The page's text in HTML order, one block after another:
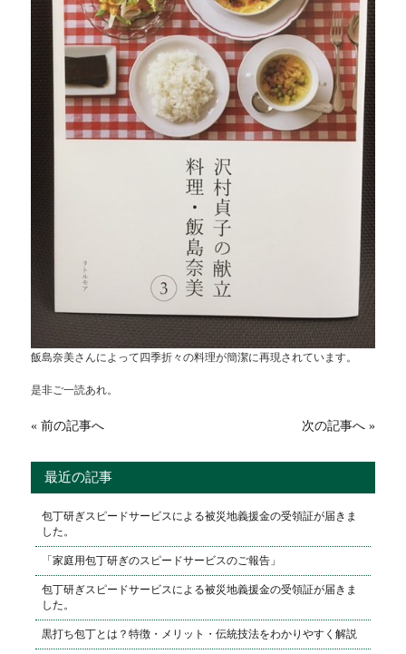
飯島奈美さんによって四季折々の料理が簡潔に再現されています。
是非ご一読あれ。
« 前の記事へ 次の記事へ »
最近の記事
包丁研ぎスピードサービスによる被災地義援金の受領証が届きま
した。
「家庭用包丁研ぎのスピードサービスのご報告」
包丁研ぎスピードサービスによる被災地義援金の受領証が届きま
した。
黒打ち包丁とは？特徴・メリット・伝統技法をわかりやすく解説